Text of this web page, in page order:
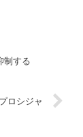
制する
ロシジャ